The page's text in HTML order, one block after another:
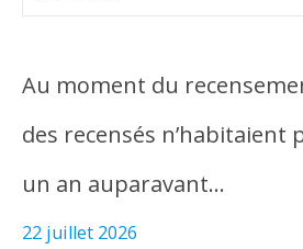
Au moment du
des recensés n’habitaient
un an auparavant…
22 juillet 2026